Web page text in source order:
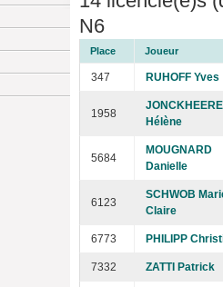
N6
Place Joueur
347 RUHOFF Yves
1958
JONCKHEERE
Hélène
5684
MOUGNARD
Danielle
6123
SCHWOB
Claire
6773 PHILIPP
7332 ZATTI Patrick